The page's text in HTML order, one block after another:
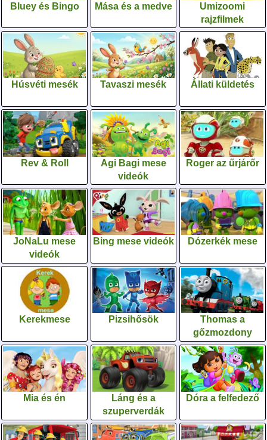
Bluey és Bingo Mása és a medve
Umizoomi
rajzfilmek
Húsvéti mesék Tavaszi mesék Állati küldetés
Rev & Roll
Agi Bagi mese
videók
Roger az űrjárőr
JoNaLu mese
videók
Bing mese videók Dózerkék mese
Kerekmese Pizsihősök
Thomas a
gőzmozdony
Mia és én
Láng és a
szuperverdák
Dóra a felfedező